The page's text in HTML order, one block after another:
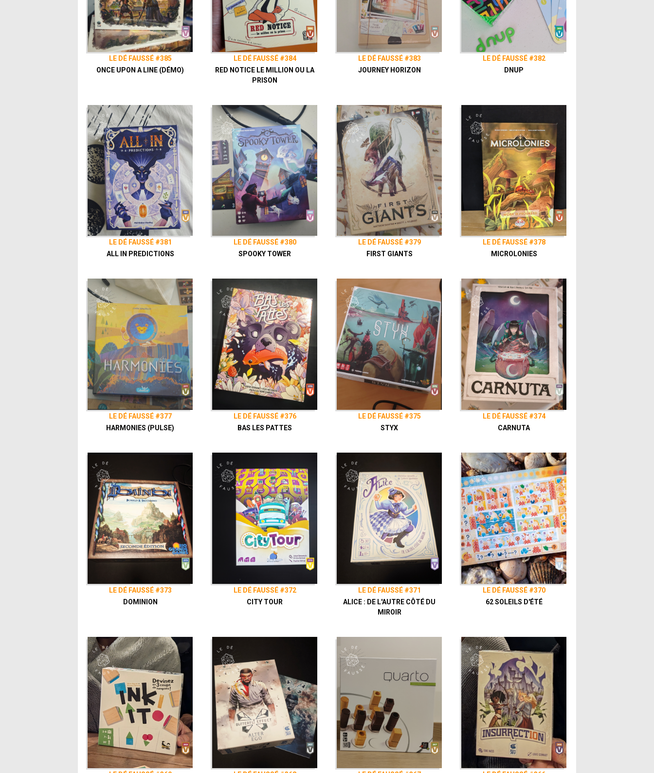
LE DÉ FAUSSÉ #385
ONCE UPON A LINE (DÉMO)
LE DÉ FAUSSÉ #384
RED NOTICE LE MILLION OU LA
PRISON
LE DÉ FAUSSÉ #383
JOURNEY HORIZON
LE DÉ FAUSSÉ #382
DNUP
LE DÉ FAUSSÉ #381
ALL IN PREDICTIONS
LE DÉ FAUSSÉ #380
SPOOKY TOWER
LE DÉ FAUSSÉ #379
FIRST GIANTS
LE DÉ FAUSSÉ #378
MICROLONIES
LE DÉ FAUSSÉ #377
HARMONIES (PULSE)
LE DÉ FAUSSÉ #376
BAS LES PATTES
LE DÉ FAUSSÉ #375
STYX
LE DÉ FAUSSÉ #374
CARNUTA
LE DÉ FAUSSÉ #373
DOMINION
LE DÉ FAUSSÉ #372
CITY TOUR
LE DÉ FAUSSÉ #371
ALICE : DE L'AUTRE CÔTÉ DU
MIROIR
LE DÉ FAUSSÉ #370
62 SOLEILS D'ÉTÉ